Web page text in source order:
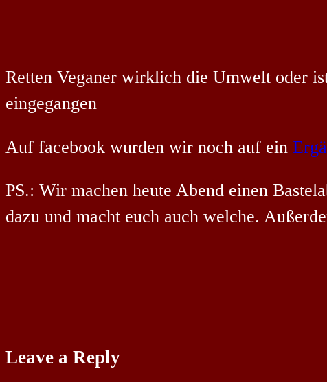
Retten Veganer wirklich die Umwelt oder
eingegangen
Auf facebook wurden wir noch auf ein
PS.: Wir machen heute Abend einen
dazu und macht euch auch welche.
Leave a Reply